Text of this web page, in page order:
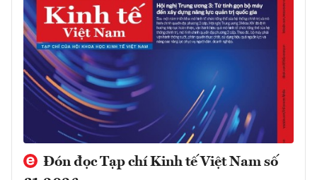
Đón đọc Tạp chí Kinh tế Việt Nam số